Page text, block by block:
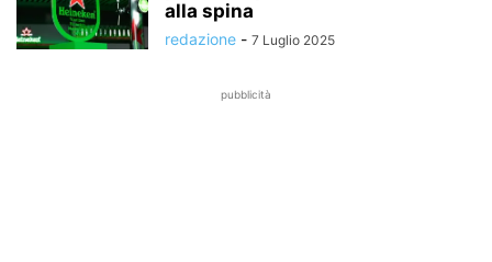
alla spina
redazione - 7 Luglio 2025
pubblicità